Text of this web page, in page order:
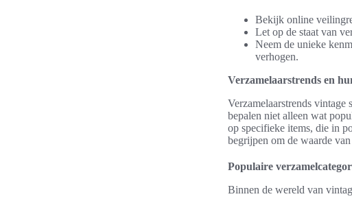
Bekijk online
Let op de staat van
Neem de unieke
verhogen.
Verzamelaarstrends en
Verzamelaarstrends
bepalen niet alleen wat
op specifieke items, die in
begrijpen om de waarde
Populaire
Binnen de wereld van